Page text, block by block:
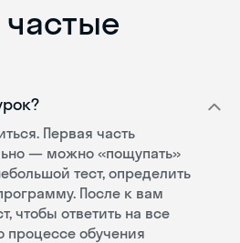
частые
Первая часть
— можно «пощупать»
тест, определить
После к вам
чтобы ответить на все
процессе обучения